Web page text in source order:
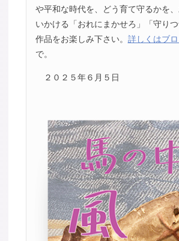
や平和な時代を、どう育て守るかを
いかける「おれにまかせろ」「守り
作品をお楽しみ下さい。 詳しくはブ
で。
２０２５年６月５日